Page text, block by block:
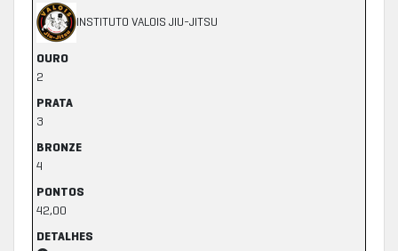
INSTITUTO VALOIS JIU-JITSU
OURO
2
PRATA
3
BRONZE
4
PONTOS
42,00
DETALHES